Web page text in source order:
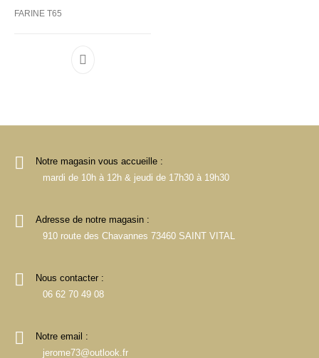
FARINE T65
Notre magasin vous accueille :
mardi de 10h à 12h & jeudi de 17h30 à 19h30
Adresse de notre magasin :
910 route des Chavannes 73460 SAINT VITAL
Nous contacter :
06 62 70 49 08
Notre email :
jerome73@outlook.fr